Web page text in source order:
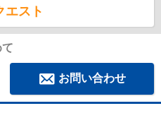
エスト
お問い合わせ